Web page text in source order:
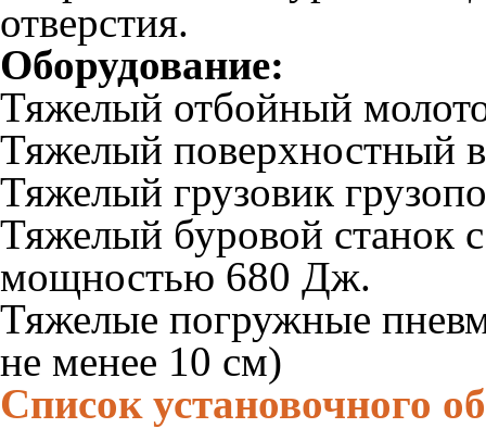
отверстия.
Оборудование:
Тяжелый отбойный
Тяжелый поверхностный
Тяжелый грузовик
Тяжелый буровой станок
мощностью 680 Дж.
Тяжелые погружные
не менее 10 см)
Список установочного